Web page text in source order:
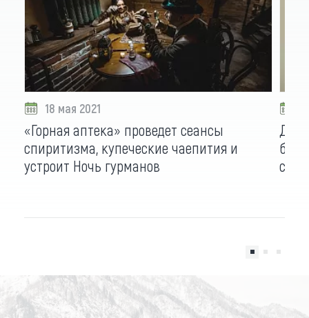
18 мая 2021
«Горная аптека» проведет сеансы
спиритизма, купеческие чаепития и
устроит Ночь гурманов
Для